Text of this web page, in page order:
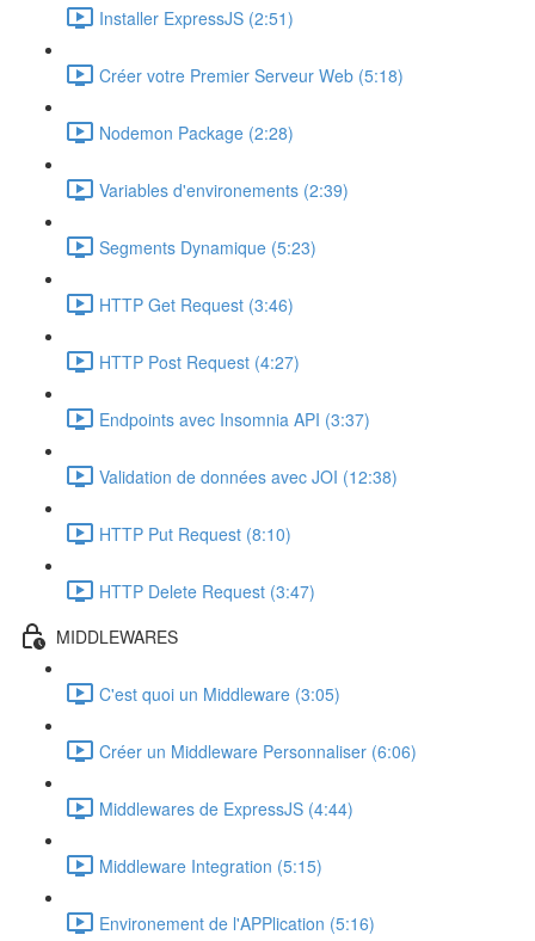
Installer ExpressJS (2:51)
Créer votre Premier Serveur Web (5:18)
Nodemon Package (2:28)
Variables d'environements (2:39)
Segments Dynamique (5:23)
HTTP Get Request (3:46)
HTTP Post Request (4:27)
Endpoints avec Insomnia API (3:37)
Validation de données avec JOI (12:38)
HTTP Put Request (8:10)
HTTP Delete Request (3:47)
MIDDLEWARES
C'est quoi un Middleware (3:05)
Créer un Middleware Personnaliser (6:06)
Middlewares de ExpressJS (4:44)
Middleware Integration (5:15)
Environement de l'APPlication (5:16)